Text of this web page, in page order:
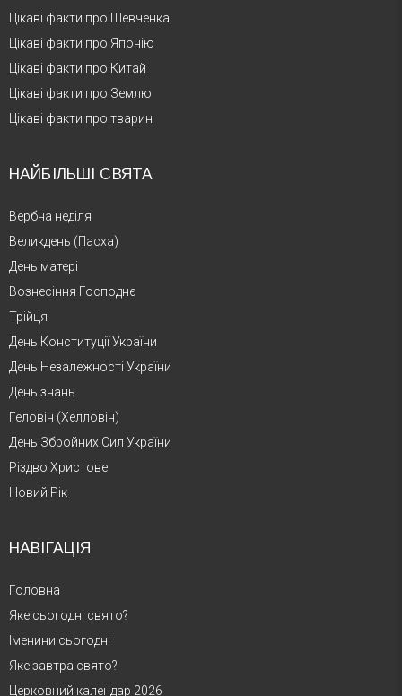
Цікаві факти про Шевченка
Цікаві факти про Японію
Цікаві факти про Китай
Цікаві факти про Землю
Цікаві факти про тварин
НАЙБІЛЬШІ СВЯТА
Вербна неділя
Великдень (Пасха)
День матері
Вознесіння Господнє
Трійця
День Конституції України
День Незалежності України
День знань
Геловін (Хелловін)
День Збройних Сил України
Різдво Христове
Новий Рік
НАВІГАЦІЯ
Головна
Яке сьогодні свято?
Іменини сьогодні
Яке завтра свято?
Церковний календар 2026